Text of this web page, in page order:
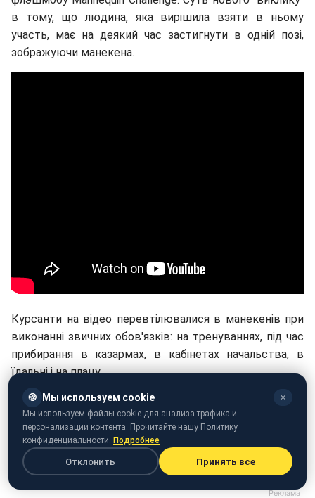
в тому, що людина, яка вирішила взяти в ньому
участь, має на деякий час застигнути в одній позі,
зображуючи манекена.
Курсанти на відео перевтілювалися в манекенів при
виконанні звичних обов'язків: на тренуваннях, під час
прибирання в казармах, в кабінетах начальства, в
їдальні і на плацу.
Відео челленджу опублікувало видання
До речі, зараз у соцмережах обговорюють нові
"фотожабы", головним героєм яких став патріарх
Кирило.
🍪 Мы используем cookie ✕
Мы используем файлы cookie для анализа трафика и
персонализации контента. Прочитайте нашу Политику
конфиденциальности. Подробнее
Отклонить Принять все